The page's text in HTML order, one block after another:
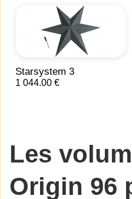
Starsystem 3
1 044.00 €
Les
Origin 96